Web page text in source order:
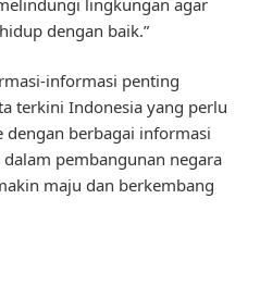
dengan baik.”
informasi penting
terkini Indonesia yang perlu
dengan berbagai informasi
pembangunan negara
maju dan berkembang